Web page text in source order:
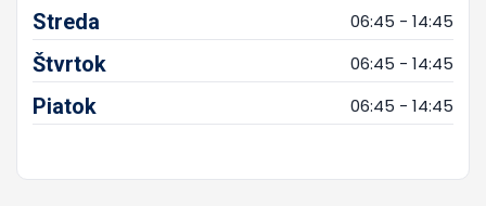
Streda 06:45 - 14:45
Štvrtok 06:45 - 14:45
Piatok 06:45 - 14:45